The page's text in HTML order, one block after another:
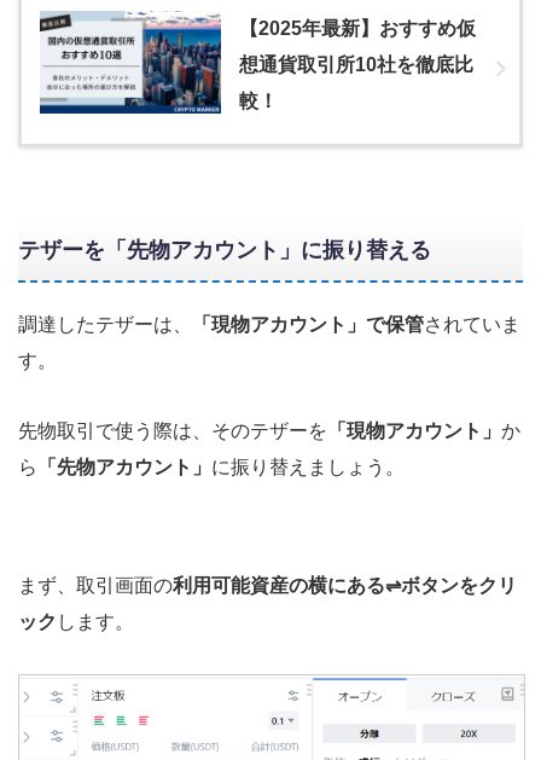
【2025年最新】おすすめ仮
想通貨取引所10社を徹底比
較！
テザーを「先物アカウント」に振り替える
調達したテザーは、 「現物アカウント」で保管されていま
す。
先物取引で使う際は、そのテザーを 「現物アカウント」 か
ら
「先物アカウント」 に振り替えましょう。
まず、取引画面の利用可能資産の横にある⇌ボタンをクリ
ック します。